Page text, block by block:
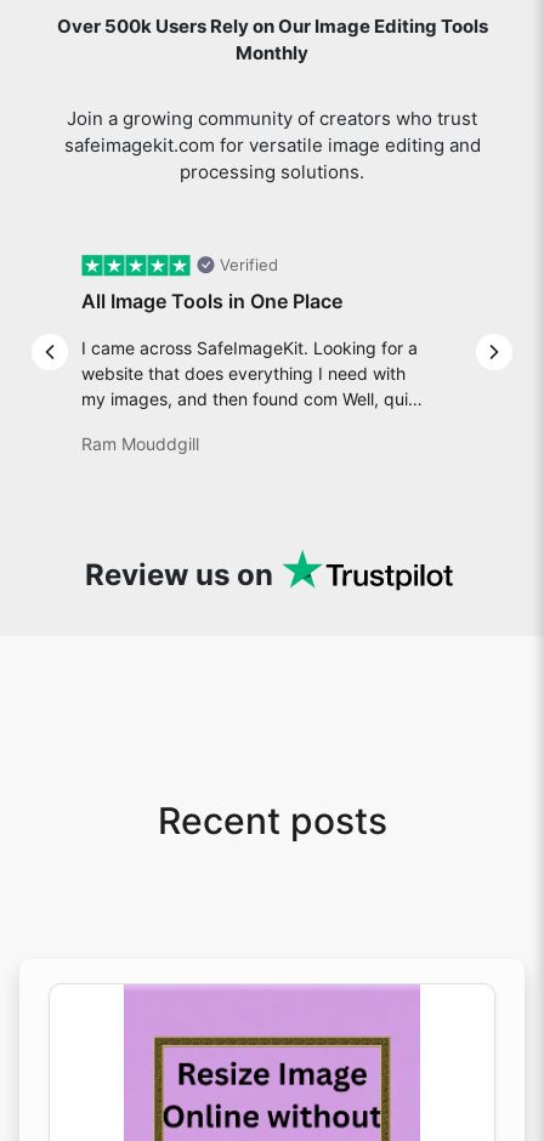
Over 500k Users Rely on Our Image Editing Tools
Monthly
Join a growing community of creators who trust
safeimagekit.com for versatile image editing and
processing solutions.
Previous slide
Verified
All Image Tools in One Place
I came across SafeImageKit. Looking for a
website that does everything I need with
my images, and then found com Well, quite
an incredibly high-speed, stable and easy-
snappy tools every now and then!
Ram Mouddgill
Next
Review us on
Recent posts